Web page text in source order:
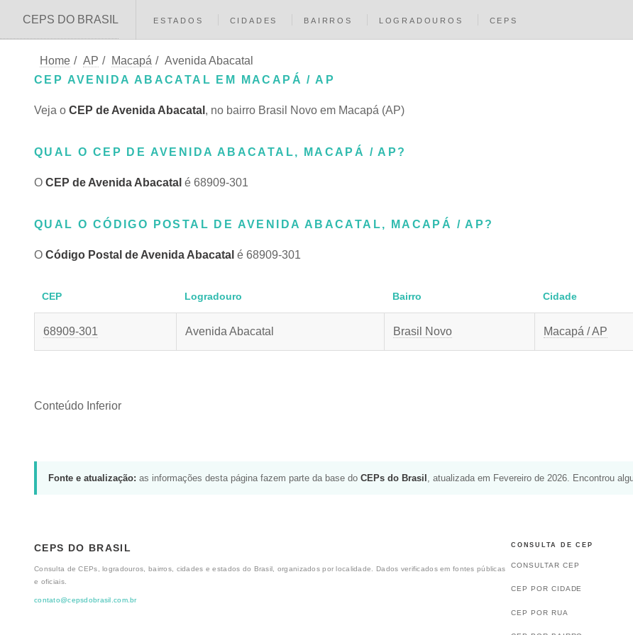
CEPS DO BRASIL ESTADOS CIDADES BAIRROS LOGRADOUROS CEPS
Home / AP / Macapá / Avenida Abacatal
CEP AVENIDA ABACATAL EM MACAPÁ / AP
Veja o CEP de Avenida Abacatal , no bairro Brasil Novo em Macapá (AP)
QUAL O CEP DE AVENIDA ABACATAL, MACAPÁ / AP?
O CEP de Avenida Abacatal é 68909-301
QUAL O CÓDIGO POSTAL DE AVENIDA ABACATAL, MACAPÁ / AP?
O Código Postal de Avenida Abacatal é 68909-301
CEP Logradouro Bairro Cidade
68909-301 Avenida Abacatal Brasil Novo Macapá / AP
Conteúdo Inferior
Fonte e atualização: as informações desta página fazem parte da base do CEPs do Brasil , atualizada em Fevereiro de 2026. Encontrou
CEPS DO BRASIL
Consulta de CEPs, logradouros, bairros, cidades e estados do Brasil, organizados por localidade. Dados verificados em fontes públicas
e oficiais.
contato@cepsdobrasil.com.br
CONSULTA DE CEP
CONSULTAR CEP
CEP POR CIDADE
CEP POR RUA